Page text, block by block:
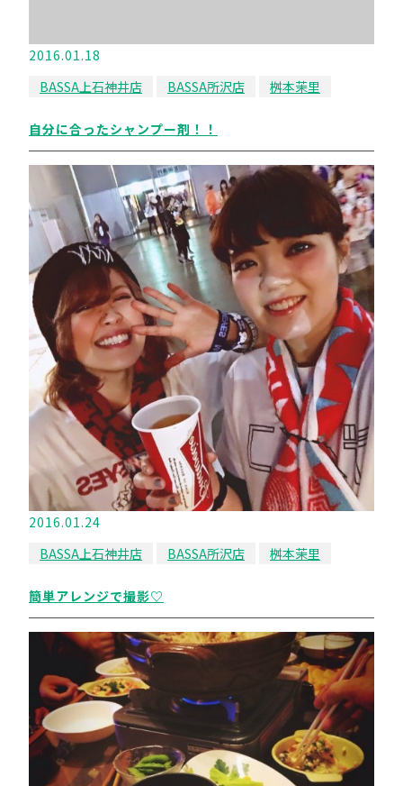
2016.01.18
BASSA上石神井店
BASSA所沢店 桝本茉里
自分に合ったシャンプー剤！！
2016.01.24
BASSA上石神井店
BASSA所沢店 桝本茉里
簡単アレンジで撮影♡